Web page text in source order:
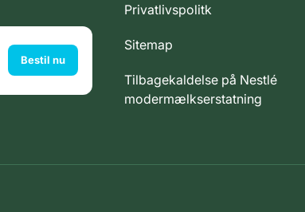
Bestil nu
Privatlivspolitk
Sitemap
Tilbagekaldelse på Nestlé
modermælkserstatning